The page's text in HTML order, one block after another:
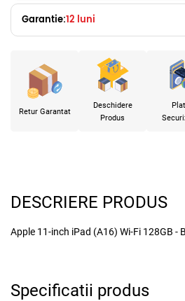
Garantie:12 luni
Retur Garantat
Deschidere
Produs
DESCRIERE PRODUS
Apple 11-inch iPad (A16) Wi-Fi 128GB -
Specificatii produs